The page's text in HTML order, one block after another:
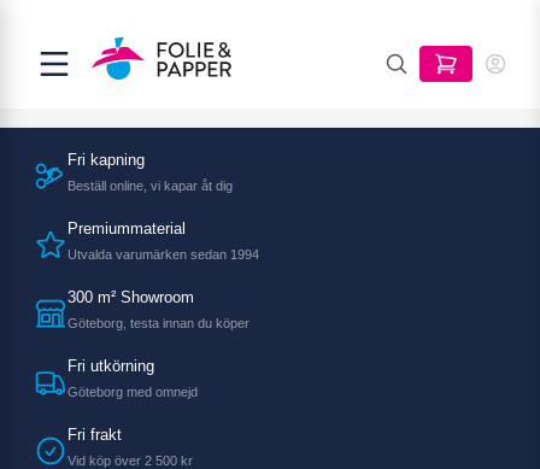
Fri kapning
Beställ online, vi kapar åt dig
Premiummaterial
Utvalda varumärken sedan 1994
300 m² Showroom
Göteborg, testa innan du köper
Fri utkörning
Göteborg med omnejd
Fri frakt
Vid köp över 2 500 kr